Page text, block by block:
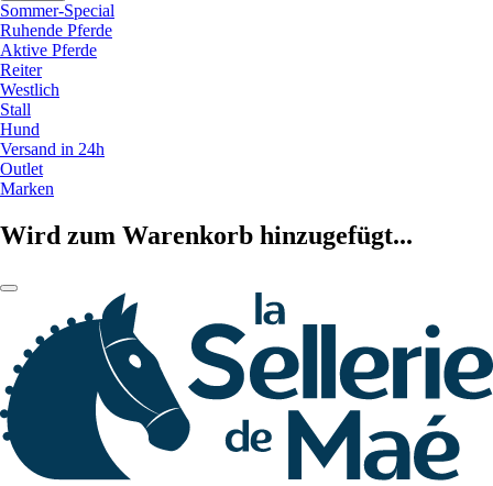
Sommer-Special
Ruhende Pferde
Aktive Pferde
Reiter
Westlich
Stall
Hund
Versand in 24h
Outlet
Marken
Wird zum Warenkorb hinzugefügt...